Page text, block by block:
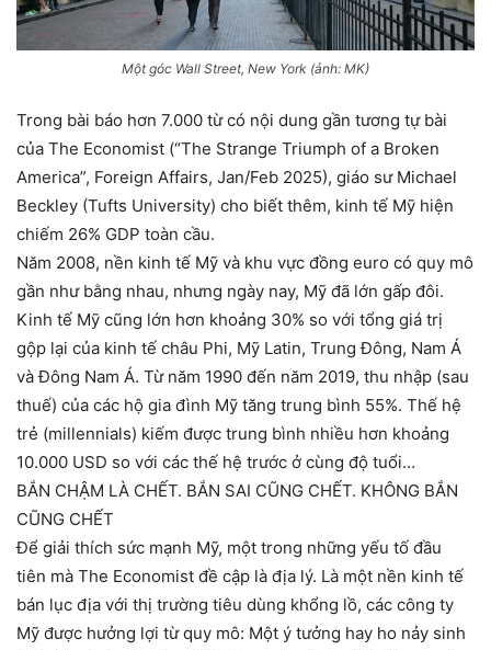
Một góc Wall Street, New York (ảnh: MK)
Trong bài báo hơn 7.000 từ có nội dung gần tương tự bài
của The Economist (“The Strange Triumph of a Broken
America”, Foreign Affairs, Jan/Feb 2025), giáo sư Michael
Beckley (Tufts University) cho biết thêm, kinh tế Mỹ hiện
chiếm 26% GDP toàn cầu.
Năm 2008, nền kinh tế Mỹ và khu vực đồng euro có quy mô
gần như bằng nhau, nhưng ngày nay, Mỹ đã lớn gấp đôi.
Kinh tế Mỹ cũng lớn hơn khoảng 30% so với tổng giá trị
gộp lại của kinh tế châu Phi, Mỹ Latin, Trung Đông, Nam Á
và Đông Nam Á. Từ năm 1990 đến năm 2019, thu nhập (sau
thuế) của các hộ gia đình Mỹ tăng trung bình 55%. Thế hệ
trẻ (millennials) kiếm được trung bình nhiều hơn khoảng
10.000 USD so với các thế hệ trước ở cùng độ tuổi…
BẮN CHẬM LÀ CHẾT. BẮN SAI CŨNG CHẾT. KHÔNG BẮN
CŨNG CHẾT
Để giải thích sức mạnh Mỹ, một trong những yếu tố đầu
tiên mà The Economist đề cập là địa lý. Là một nền kinh tế
bán lục địa với thị trường tiêu dùng khổng lồ, các công ty
Mỹ được hưởng lợi từ quy mô: Một ý tưởng hay ho nảy sinh